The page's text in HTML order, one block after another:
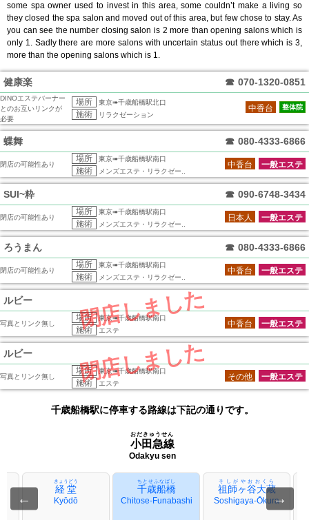
some spa owner used to invest in this area, some couldn’t make a living so
they closed the spa salon and moved out of this area, but few chose to stay. As
you can see the number closing salon is 2 more than opening salons which is
only 1. Sadly there are more salons with uncertain status out there which is 3,
more than the opening salons which is 1.
健康楽 ☎ 070-1320-0851
DINOエステバーナー
とのお互いリンクが
必要
場所 東京➠千歳船橋駅北口
施術 リラクゼーション
整体院
中香台
蝶舞 ☎ 080-4333-6866
閉店の可能性あり
場所 東京➠千歳船橋駅南口
施術 メンズエステ・リラクゼー..
一般エステ
中香台
SUI~粋 ☎ 090-6748-3434
閉店の可能性あり
場所 東京➠千歳船橋駅南口
施術 メンズエステ・リラクゼー..
一般エステ
日本人
ろうまん ☎ 080-4333-6866
閉店の可能性あり
場所 東京➠千歳船橋駅南口
施術 メンズエステ・リラクゼー..
一般エステ
中香台
閉店しました
ルビー
写真とリンク無し
場所 東京➠千歳船橋駅南口
施術 エステ
一般エステ
中香台
閉店しました
ルビー
写真とリンク無し
場所 東京➠千歳船橋駅南口
施術 エステ
一般エステ
その他
千歳船橋駅に停車する路線は下記の通りです。
小田急線
おだきゅうせん
Odakyu sen
←
経堂
きょうどう
Kyōdō
千歳船橋
ちとせふなばし
Chitose-Funabashi
祖師ヶ谷大蔵
そしがやおおくら
Soshigaya-Ōkura→